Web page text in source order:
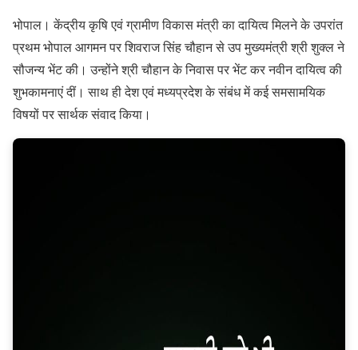
भोपाल। केंद्रीय कृषि एवं ग्रामीण विकास मंत्री का दायित्व मिलने के उपरांत
प्रथम भोपाल आगमन पर शिवराज सिंह चौहान से उप मुख्यमंत्री श्री शुक्ल ने
सौजन्य भेंट की। उन्होंने श्री चौहान के निवास पर भेंट कर नवीन दायित्व की
शुभकामनाएं दीं। साथ ही देश एवं मध्यप्रदेश के संबंध में कई समसामयिक
विषयों पर सार्थक संवाद किया।